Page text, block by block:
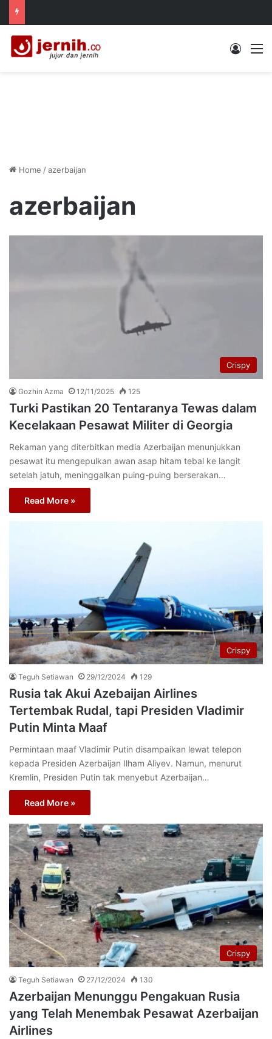
Log In
Home /azerbaijan
azerbaijan
Crispy
Gozhin Azma 12/11/2025 125
Turki Pastikan 20 Tentaranya Tewas dalam
Kecelakaan Pesawat Militer di Georgia
Rekaman yang diterbitkan media Azerbaijan menunjukkan
pesawat itu mengepulkan awan asap hitam tebal ke langit
setelah jatuh, meninggalkan puing-puing berserakan…
Read More »
Crispy
Teguh Setiawan 29/12/2024 129
Rusia tak Akui Azebaijan Airlines
Tertembak Rudal, tapi Presiden Vladimir
Putin Minta Maaf
Permintaan maaf Vladimir Putin disampaikan lewat telepon
kepada Presiden Azerbaijan Ilham Aliyev. Namun, menurut
Kremlin, Presiden Putin tak menyebut Azerbaijan…
Read More »
Crispy
Teguh Setiawan 27/12/2024 130
Azerbaijan Menunggu Pengakuan Rusia
yang Telah Menembak Pesawat Azerbaijan
Airlines